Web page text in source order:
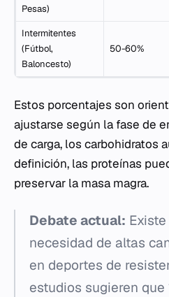
Pesas)
Intermitentes
(Fútbol,
Baloncesto)
50-60%
Estos porcentajes son
ajustarse según la fase de
de carga, los carbohidratos
definición, las proteínas
preservar la masa magra.
Debate actual:
necesidad de altas
en deportes de
estudios sugieren que